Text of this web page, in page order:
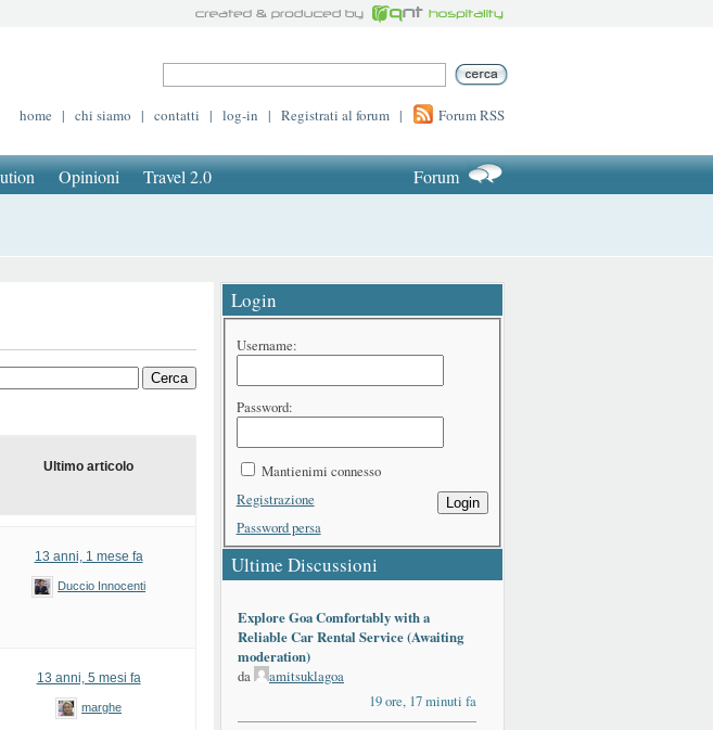
home | chi siamo | contatti | log-in | Registrati al forum | Forum RSS
Opinioni Travel 2.0 Forum
Ultimo articolo
13 anni, 1 mese fa
Duccio Innocenti
13 anni, 5 mesi fa
marghe
Login
Username:
Password:
Mantienimi connesso
Login
Registrazione
Password persa
Ultime Discussioni
Explore Goa Comfortably with a
Reliable Car Rental Service (Awaiting
moderation)
da
amitsuklagoa
19 ore, 17 minuti fa